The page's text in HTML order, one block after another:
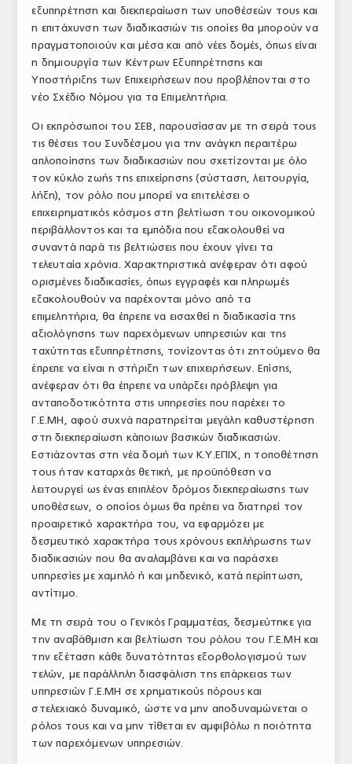
εξυπηρέτηση και διεκπεραίωση των υποθέσεών τους και
η επιτάχυνση των διαδικασιών τις οποίες θα μπορούν να
πραγματοποιούν και μέσα και από νέες δομές, όπως είναι
η δημιουργία των Κέντρων Εξυπηρέτησης και
Υποστήριξης των Επιχειρήσεων που προβλέπονται στο
νέο Σχέδιο Νόμου για τα Επιμελητήρια.
Οι εκπρόσωποι του ΣΕΒ, παρουσίασαν με τη σειρά τους
τις θέσεις του Συνδέσμου για την ανάγκη περαιτέρω
απλοποίησης των διαδικασιών που σχετίζονται με όλο
τον κύκλο ζωής της επιχείρησης (σύσταση, λειτουργία,
λήξη), τον ρόλο που μπορεί να επιτελέσει ο
επιχειρηματικός κόσμος στη βελτίωση του οικονομικού
περιβάλλοντος και τα εμπόδια που εξακολουθεί να
συναντά παρά τις βελτιώσεις που έχουν γίνει τα
τελευταία χρόνια. Χαρακτηριστικά ανέφεραν ότι αφού
ορισμένες διαδικασίες, όπως εγγραφές και πληρωμές
εξακολουθούν να παρέχονται μόνο από τα
επιμελητήρια, θα έπρεπε να εισαχθεί η διαδικασία της
αξιολόγησης των παρεχόμενων υπηρεσιών και της
ταχύτητας εξυπηρέτησης, τονίζοντας ότι ζητούμενο θα
έπρεπε να είναι η στήριξη των επιχειρήσεων. Επίσης,
ανέφεραν ότι θα έπρεπε να υπάρξει πρόβλεψη για
ανταποδοτικότητα στις υπηρεσίες που παρέχει το
Γ.Ε.ΜΗ, αφού συχνά παρατηρείται μεγάλη καθυστέρηση
στη διεκπεραίωση κάποιων βασικών διαδικασιών.
Εστιάζοντας στη νέα δομή των Κ.Υ.ΕΠΙΧ, η τοποθέτηση
τους ήταν καταρχάς θετική, με προϋπόθεση να
λειτουργεί ως ένας επιπλέον δρόμος διεκπεραίωσης των
υποθέσεων, ο οποίος όμως θα πρέπει να διατηρεί τον
προαιρετικό χαρακτήρα του, να εφαρμόζει με
δεσμευτικό χαρακτήρα τους χρόνους εκπλήρωσης των
διαδικασιών που θα αναλαμβάνει και να παράσχει
υπηρεσίες με χαμηλό ή και μηδενικό, κατά περίπτωση,
αντίτιμο.
Με τη σειρά του ο Γενικός Γραμματέας, δεσμεύτηκε για
την αναβάθμιση και βελτίωση του ρόλου του Γ.Ε.ΜΗ και
την εξέταση κάθε δυνατότητας εξορθολογισμού των
τελών, με παράλληλη διασφάλιση της επάρκειας των
υπηρεσιών Γ.Ε.ΜΗ σε χρηματικούς πόρους και
στελεχιακό δυναμικό, ώστε να μην αποδυναμώνεται ο
ρόλος τους και να μην τίθεται εν αμφιβόλω η ποιότητα
των παρεχόμενων υπηρεσιών.